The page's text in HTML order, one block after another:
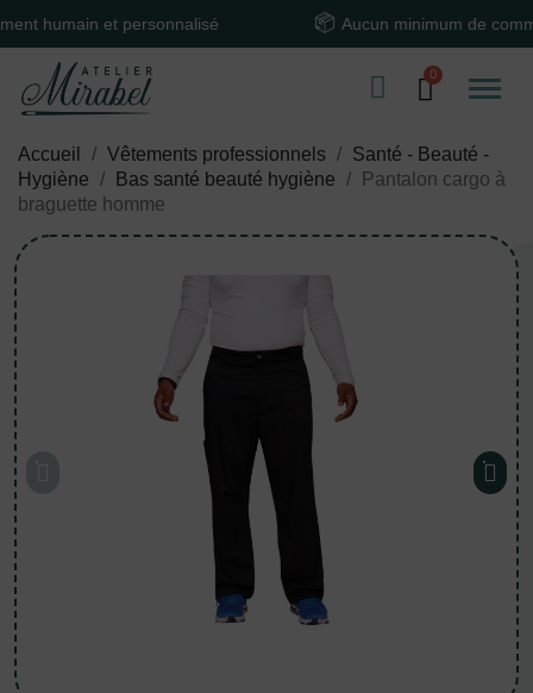
et personnalisé Aucun minimum de commande
Accueil Vêtements professionnels
Santé - Beauté -
Hygiène
Bas santé beauté hygiène
Pantalon cargo à
braguette homme